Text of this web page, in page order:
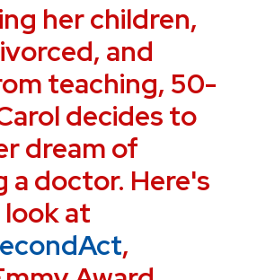
her children,
and
teaching, 50-
decides to
dream of
a doctor. Here's
at
,